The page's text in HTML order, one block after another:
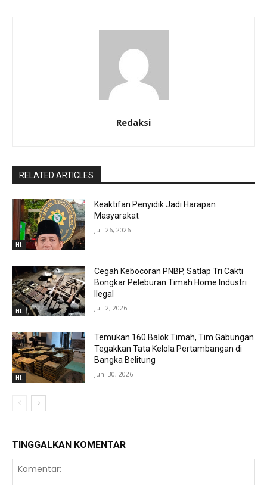
Redaksi
RELATED ARTICLES
HL
Keaktifan Penyidik Jadi Harapan
Masyarakat
Juli 26, 2026
HL
Cegah Kebocoran PNBP, Satlap Tri Cakti
Bongkar Peleburan Timah Home Industri
Ilegal
Juli 2, 2026
HL
Temukan 160 Balok Timah, Tim Gabungan
Tegakkan Tata Kelola Pertambangan di
Bangka Belitung
Juni 30, 2026
TINGGALKAN KOMENTAR